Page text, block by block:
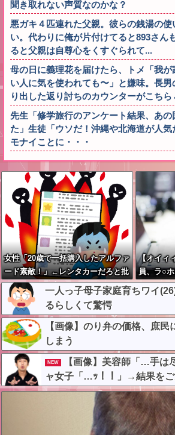
聞き取れない声質なのかな？
悪ガキ４匹連れた父親。彼らの銭湯の
い。代わりに俺が片付けてると893さん
ると父親は自尊心をくすぐられて...
母の日に義理花を届けたら、トメ「我
い人に気を使われても〜」と嫌味。長
り出した返り討ちのカウンターがこち
先生「修学旅行のアンケート結果、あの
た」生徒「ウソだ！沖縄や北海道が人
モナイことに・・・
女性「20歳で一括購入したアルファ
ード素敵！」←レンタカーだろと批
判殺到
【オイィ
員、ラ○
記者会見
w w w w
一人っ子母子家庭育ちワイ
るらしくて驚愕
【画像】のり弁の価格、庶民
しまう
NEW
【画像】美容師「…手は
ャ女子「…ｯ！！」→結果を
w w w w